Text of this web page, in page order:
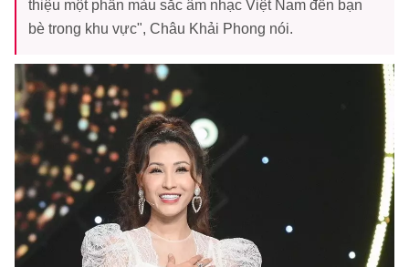
thiệu một phần màu sắc âm nhạc Việt Nam đến bạn
bè trong khu vực", Châu Khải Phong nói.